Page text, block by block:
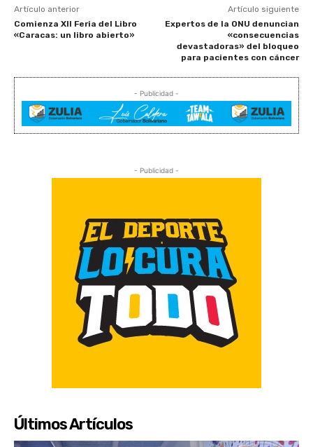
Artículo anterior
Comienza XII Feria del Libro
«Caracas: un libro abierto»
Artículo siguiente
Expertos de la ONU denuncian
«consecuencias
devastadoras» del bloqueo
para pacientes con cáncer
- Publicidad -
- Publicidad -
Últimos Artículos